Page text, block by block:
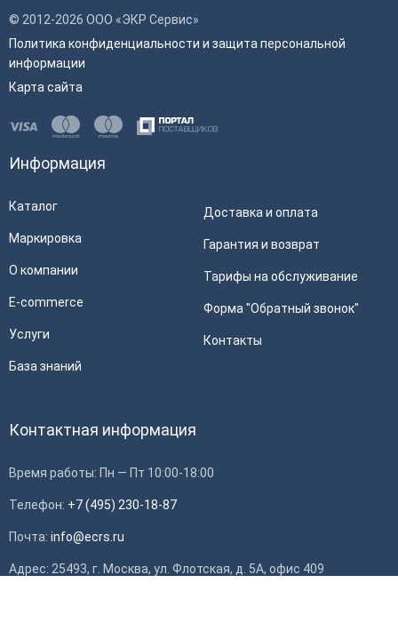
© 2012-2026 ООО «ЭКР Сервис»
Политика конфиденциальности и защита персональной
информации
Карта сайта
Информация
Каталог
Маркировка
О компании
E-commerce
Услуги
База знаний
Доставка и оплата
Гарантия и возврат
Тарифы на обслуживание
Форма "Обратный звонок"
Контакты
Контактная информация
Время работы: Пн — Пт 10:00-18:00
Телефон: +7 (495) 230-18-87
Почта: info@ecrs.ru
Адрес: 25493, г. Москва, ул. Флотская, д. 5А, офис 409